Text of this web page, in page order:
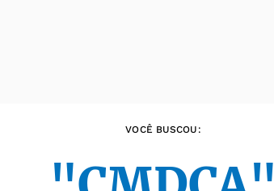
VOCÊ BUSCOU: